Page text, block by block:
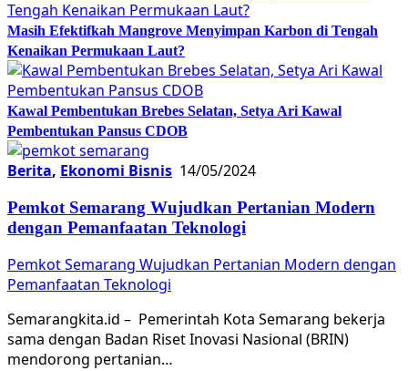
Masih Efektifkah Mangrove Menyimpan Karbon di Tengah
Kenaikan Permukaan Laut?
Kawal Pembentukan Brebes Selatan, Setya Ari Kawal
Pembentukan Pansus CDOB
Berita, Ekonomi Bisnis 14/05/2024
Pemkot Semarang Wujudkan Pertanian Modern
dengan Pemanfaatan Teknologi
Pemkot Semarang Wujudkan Pertanian Modern dengan
Pemanfaatan Teknologi
Semarangkita.id – Pemerintah Kota Semarang bekerja
sama dengan Badan Riset Inovasi Nasional (BRIN)
mendorong pertanian…